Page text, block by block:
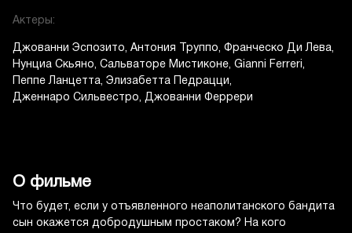
Актеры:
Джованни Эспозито Антония Труппо
Франческо Ди Лева
Нунциа Скьяно
Сальваторе Мистиконе Gianni Ferreri
Пеппе Ланцетта Элизабетта Педрацци
Дженнаро Сильвестро
Джованни Феррери
О фильме
Что будет, если у отъявленного неаполитанского бандита
сын окажется добродушным простаком? На кого